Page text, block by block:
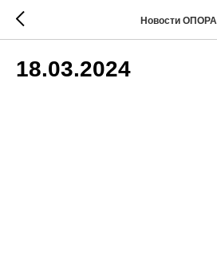
Новости ОПОРА
18.03.2024